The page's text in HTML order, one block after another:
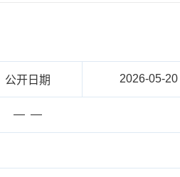
公开日期 2026-05-20
— —